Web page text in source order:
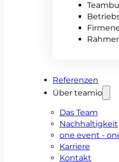
Referenzen
Über teamio
Das Team
Nachhaltigkeit
one event -
Karriere
Kontakt